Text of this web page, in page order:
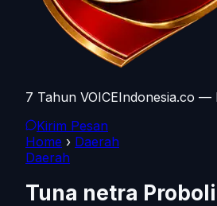
7 Tahun VOICEIndonesia.co
Kirim Pesan
Home › Daerah
Daerah
Tuna netra